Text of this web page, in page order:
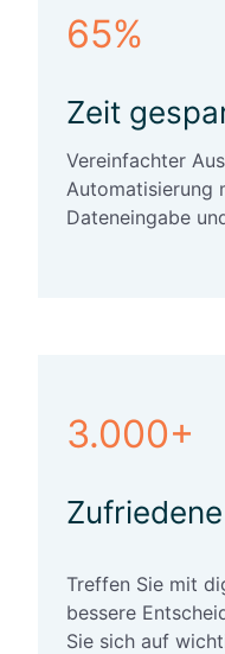
65%
Zeit
Vereinfachter
Automatisierung
Dateneingabe
3.000+
Treffen Sie mit
bessere
Sie sich auf